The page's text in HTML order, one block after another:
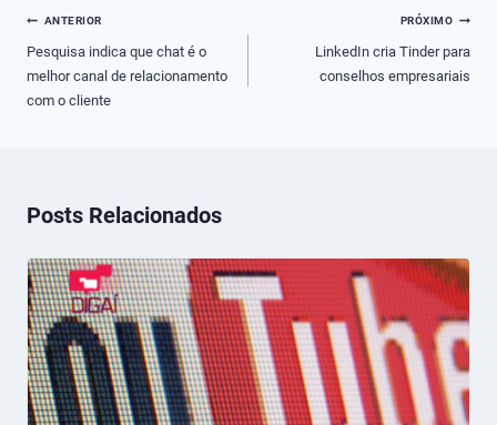
Navegação
de
Post
ANTERIOR
Pesquisa indica que chat é o
melhor canal de relacionamento
com o cliente
PRÓXIMO
LinkedIn cria Tinder para
conselhos empresariais
Posts Relacionados